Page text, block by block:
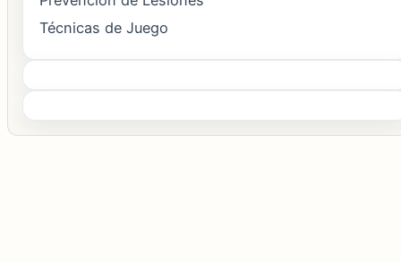
Técnicas de Juego